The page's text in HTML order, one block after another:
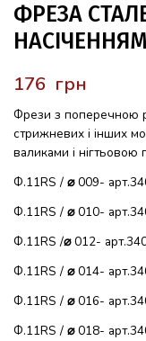
ФРЕЗА
НАСІЧЕННЯМ
грн
Фрези з поперечною
стрижневих і інших
валиками і нігтьовою
Ф.11RS / ⌀009-
Ф.11RS / ⌀010-
Ф.11RS /⌀012-
Ф.11RS / ⌀014-
Ф.11RS / ⌀016-
Ф.11RS / ⌀018-